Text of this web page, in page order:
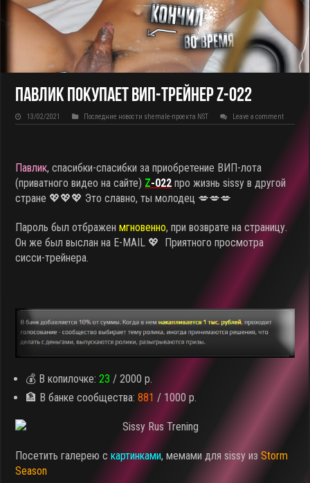
Павлик покупает ВИП-трейнер Z-022
13/02/2021 Последние новости shemale-проекта NST Leave a comment
Павлик, спасибки-спасибки за приобретение ВИП-лота
(приватного видео на сайте) Z-022 про жизнь sissy в другой
стране 💖💖💖 Это славно, ты молодец 💋💋💋
Пароль был отбраженмгновенно, при возврате на страницу.
Он же был выслан на E-MAIL 💖 Приятного просмотра
сисси-трейнера.
💰 В копилочке:23/ 2000 р.
🏦 В банке сообщества:881 / 1000 р.
Посетить галерею скартинками, мемами для sissy изStorm
Season